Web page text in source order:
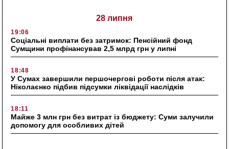
28 липня
19:06
Соціальні виплати без затримок: Пенсійний фонд
Сумщини профінансував 2,5 млрд грн у липні
18:48
У Сумах завершили першочергові роботи після атак:
Ніколаєнко підбив підсумки ліквідації наслідків
18:11
Майже 3 млн грн без витрат із бюджету: Суми залучили
допомогу для особливих дітей